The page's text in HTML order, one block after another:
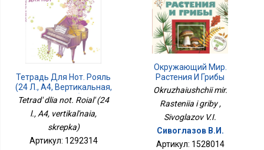
Тетрадь Для Нот. Рояль
(24 Л., А4, Вертикальная,
Скрепка)
Tetrad' dlia not. Roial' (24
l., A4, vertikal'naia,
skrepka)
Артикул: 1292314
Окружающий Мир.
Растения И Грибы
Okruzhaiushchii mir.
Rasteniia i griby ,
Sivoglazov V.I.
Сивоглазов В.И.
Артикул: 1528014